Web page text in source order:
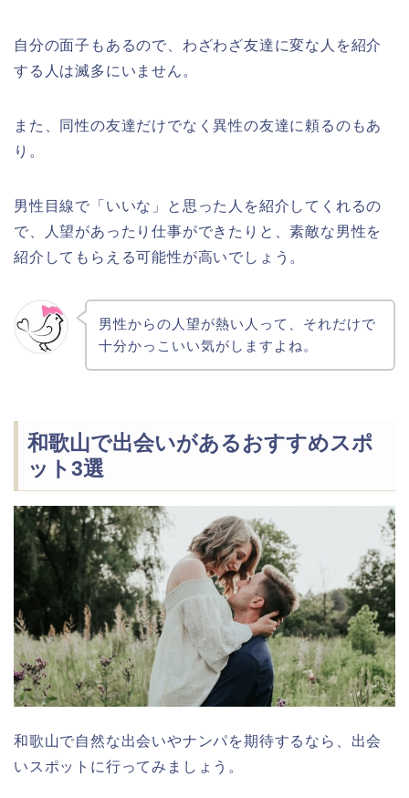
自分の面子もあるので、わざわざ友達に変な人を紹介
する人は滅多にいません。
また、同性の友達だけでなく異性の友達に頼るのもあ
り。
男性目線で「いいな」と思った人を紹介してくれるの
で、人望があったり仕事ができたりと、素敵な男性を
紹介してもらえる可能性が高いでしょう。
男性からの人望が熱い人って、それだけで
十分かっこいい気がしますよね。
和歌山で出会いがあるおすすめスポ
ット3選
和歌山で自然な出会いやナンパを期待するなら、出会
いスポットに行ってみましょう。